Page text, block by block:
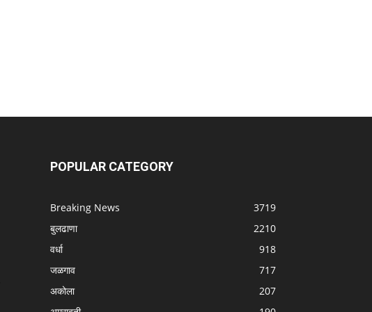
POPULAR CATEGORY
Breaking News
3719
बुलढाणा
2210
वर्धा
918
जळगाव
717
अकोला
207